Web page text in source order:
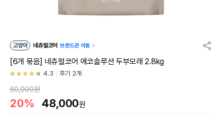
고양이 네츄럴코어 브랜드관 이동
[6개 묶음] 네츄럴코어 에코솔루션 두부모래 2.8kg
4.3 후기 2개
60,000원
20% 48,000원